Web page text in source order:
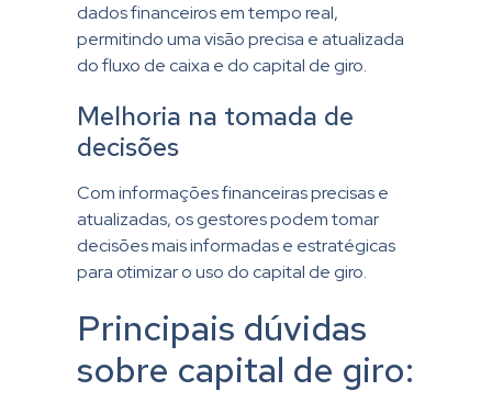
dados financeiros em tempo real,
permitindo uma visão precisa e atualizada
do fluxo de caixa e do capital de giro.
Melhoria na tomada de
decisões
Com informações financeiras precisas e
atualizadas, os gestores podem tomar
decisões mais informadas e estratégicas
para otimizar o uso do capital de giro.
Principais dúvidas
sobre capital de giro: